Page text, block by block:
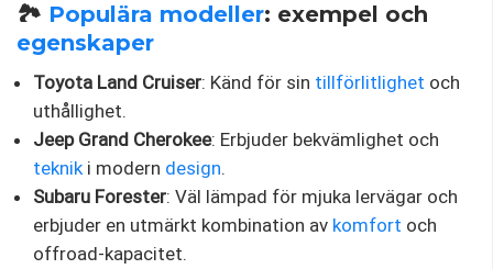
🏞️ Populära modeller: exempel och
egenskaper
Toyota Land Cruiser: Känd för sin tillförlitlighet och
uthållighet.
Jeep Grand Cherokee: Erbjuder bekvämlighet och
tekniki modern design.
Subaru Forester: Väl lämpad för mjuka lervägar och
erbjuder en utmärkt kombination av komfort och
offroad-kapacitet.